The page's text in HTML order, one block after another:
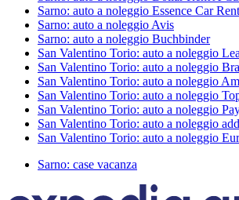
Sarno: auto a noleggio Essence Car
Sarno: auto a noleggio Avis
Sarno: auto a noleggio Buchbinder
San Valentino Torio: auto a noleggio
San Valentino Torio: auto a noleggio
San Valentino Torio: auto a noleggio
San Valentino Torio: auto a noleggio
San Valentino Torio: auto a noleggio
San Valentino Torio: auto a noleggio
San Valentino Torio: auto a noleggio
Sarno: case vacanza